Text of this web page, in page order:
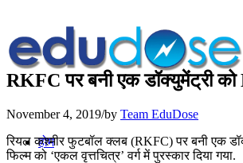
होम
RKFC पर बनी एक डॉक्युमेंट्री को
November 4, 2019/by Team EduDose
रियल कश्मीर फुटबॉल क्लब (RKFC) पर बनी एक
फिल्म को ‘एकल वृत्तचित्र’ वर्ग में पुरस्कार दिया गया.